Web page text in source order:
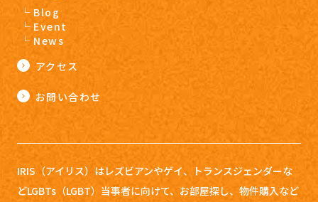
Blog
Event
News
アクセス
お問い合わせ
IRIS（アイリス）はレズビアンやゲイ、トランスジェンダーな
どLGBTs（LGBT）当事者に向けて、お部屋探し、 物件購入など